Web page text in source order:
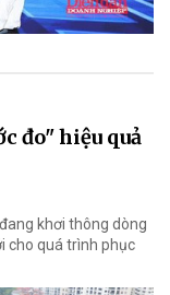
đo" hiệu quả
khơi thông dòng
cho quá trình phục